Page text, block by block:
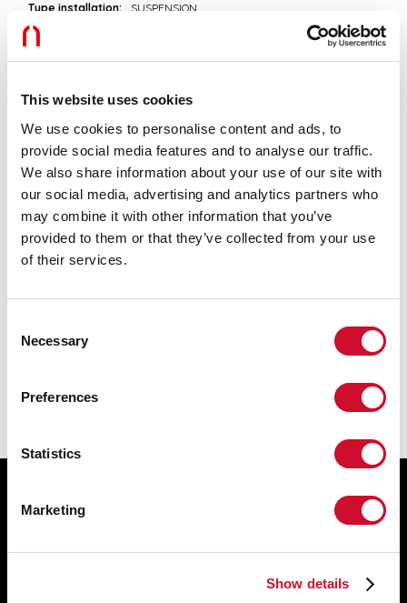
This website uses cookies
We use cookies to personalise content and ads, to
provide social media features and to analyse our traffic.
We also share information about your use of our site with
our social media, advertising and analytics partners who
may combine it with other information that you’ve
provided to them or that they’ve collected from your use
of their services.
Selection
Necessary
Preferences
Statistics
Marketing
Show details
Type installation:
SUSPENSION
L:
A:
H:
10mm
Poids:
0.055kg
Télécharger
INSTRUCTIONS DE MONTAGE
FICHE DE DONNÉES